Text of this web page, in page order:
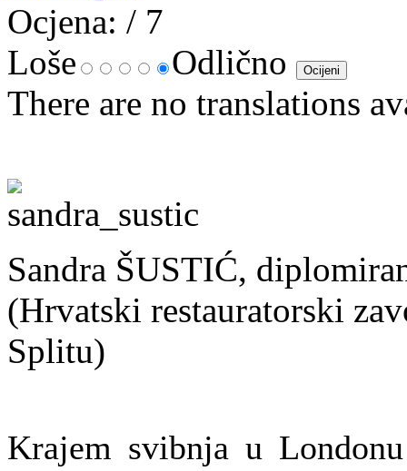
Ocjena: / 7
Loše
Odlično
There are no translations
Sandra ŠUSTIĆ,
(Hrvatski restauratorski
Splitu)
Krajem svibnja u